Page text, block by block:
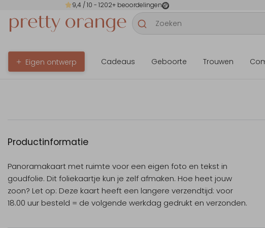
9,4/ 10 - 1202+ beoordelingen
Eigen ontwerp Cadeaus Geboorte Trouwen
Productinformatie
Panoramakaart met ruimte voor een eigen foto en tekst in
goudfolie. Dit foliekaartje kun je zelf afmaken. Hoe heet jouw
zoon? Let op: Deze kaart heeft een langere verzendtijd: voor
18.00 uur besteld = de volgende werkdag gedrukt en verzonden.